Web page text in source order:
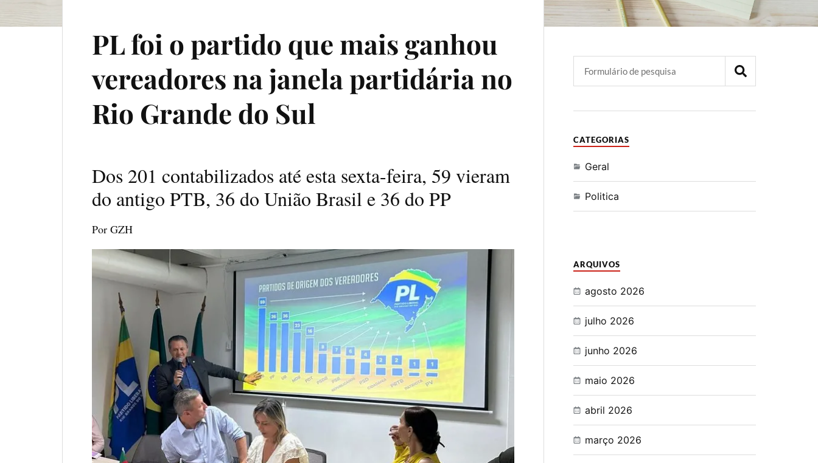
PL foi o partido que mais ganhou
vereadores na janela partidária no
Rio Grande do Sul
Dos 201 contabilizados até esta sexta-feira, 59 vieram
do antigo PTB, 36 do União Brasil e 36 do PP
Por GZH
CATEGORIAS
Geral
Politica
ARQUIVOS
agosto 2026
julho 2026
junho 2026
maio 2026
abril 2026
março 2026